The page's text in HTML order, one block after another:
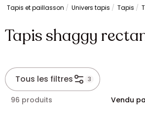
Tapis et paillasson Univers tapis Tapis
Tapis shaggy
Tous les filtres 3
96 produits Vendu